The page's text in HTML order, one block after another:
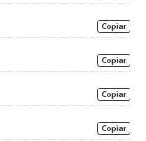
Copiar
Copiar
Copiar
Copiar